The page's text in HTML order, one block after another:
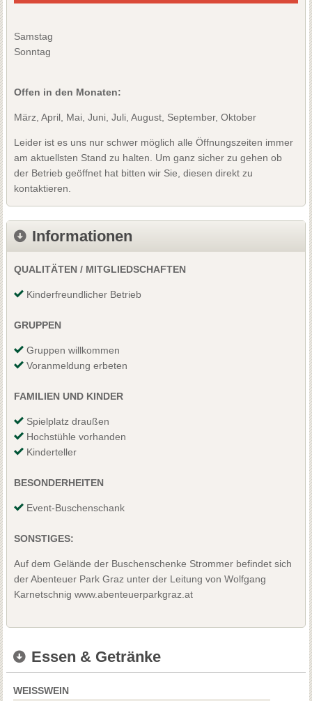
Samstag
Sonntag
Offen in den Monaten:
März, April, Mai, Juni, Juli, August, September, Oktober
Leider ist es uns nur schwer möglich alle Öffnungszeiten immer
am aktuellsten Stand zu halten. Um ganz sicher zu gehen ob
der Betrieb geöffnet hat bitten wir Sie, diesen direkt zu
kontaktieren.
Informationen
QUALITÄTEN / MITGLIEDSCHAFTEN
Kinderfreundlicher Betrieb
GRUPPEN
Gruppen willkommen
Voranmeldung erbeten
FAMILIEN UND KINDER
Spielplatz draußen
Hochstühle vorhanden
Kinderteller
BESONDERHEITEN
Event-Buschenschank
SONSTIGES:
Auf dem Gelände der Buschenschenke Strommer befindet sich
der Abenteuer Park Graz unter der Leitung von Wolfgang
Karnetschnig www.abenteuerparkgraz.at
Essen & Getränke
WEISSWEIN